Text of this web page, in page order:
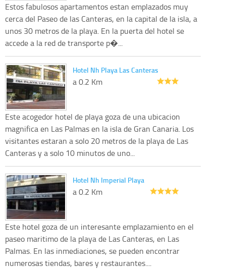
Estos fabulosos apartamentos estan emplazados muy
cerca del Paseo de las Canteras, en la capital de la isla, a
unos 30 metros de la playa. En la puerta del hotel se
accede a la red de transporte p�...
Hotel Nh Playa Las Canteras
a 0.2 Km
Este acogedor hotel de playa goza de una ubicacion
magnifica en Las Palmas en la isla de Gran Canaria. Los
visitantes estaran a solo 20 metros de la playa de Las
Canteras y a solo 10 minutos de uno...
Hotel Nh Imperial Playa
a 0.2 Km
Este hotel goza de un interesante emplazamiento en el
paseo maritimo de la playa de Las Canteras, en Las
Palmas. En las inmediaciones, se pueden encontrar
numerosas tiendas, bares y restaurantes....